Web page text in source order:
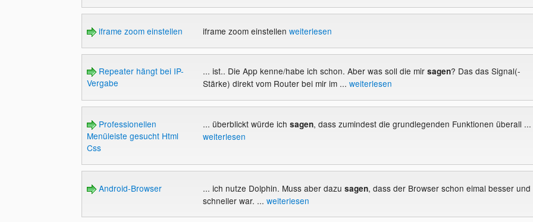
iframe zoom einstellen iframe zoom einstellen weiterlesen
Repeater hängt bei IP-
Vergabe
... ist.. Die App kenne/habe ich schon. Aber was soll die mirsagen? Das das Signal(-
Stärke) direkt vom Router bei mir im ... weiterlesen
Professionellen
Menüleiste gesucht Html
Css
... überblickt würde ich sagen, dass zumindest die grundlegenden Funktionen überall ...
weiterlesen
Android-Browser ... ich nutze Dolphin. Muss aber dazu sagen, dass der Browser schon eimal besser und
schneller war. ... weiterlesen